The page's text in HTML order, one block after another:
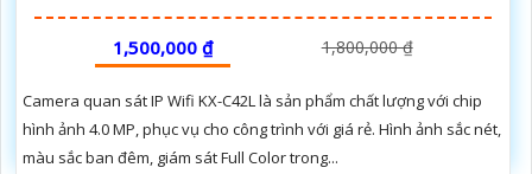
1,500,000 ₫ 1,800,000 ₫
Camera quan sát IP Wifi KX-C42L là sản phẩm chất lượng với chip
hình ảnh 4.0 MP, phục vụ cho công trình với giá rẻ. Hình ảnh sắc nét,
màu sắc ban đêm, giám sát Full Color trong...